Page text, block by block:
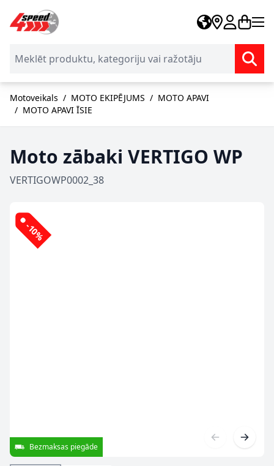
Skip to Content
Motoveikals / MOTO EKIPĒJUMS / MOTO APAVI
/ MOTO APAVI ĪSIE
Moto zābaki VERTIGO WP
VERTIGOWP0002_38
-10%
Bezmaksas piegāde